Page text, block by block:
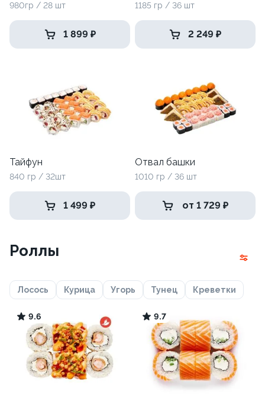
980гр / 28 шт
1 899 ₽
1185 гр / 36 шт
2 249 ₽
Тайфун
840 гр / 32шт
1 499 ₽
Отвал башки
1010 гр / 36 шт
от 1 729 ₽
Роллы
Лосось Курица Угорь Тунец Креветки
9.6 9.7